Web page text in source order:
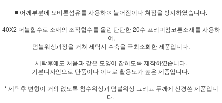
■ 어께부분에 모비론섬유를 사용하여 늘어짐이나 쳐짐을 방지하였습니다.
40X2 더블합수로 소재의 조직합수를 올린 탄탄한 20수 프리미엄코튼소재를 사용하
여,
덤블워싱과정을 거쳐 세탁시 수축을 극최소화한 제품입니다.
세탁후에도 처음과 같은 모양이 잡히도록 제작하였습니다.
기본디자인으로 단품이나 이너로 활용도가 높은 제품입니다.
* 세탁후 변형이 거의 없도록 침수워싱과 덤블워싱 그리고 두께에 신경쓴 제품입니
다.